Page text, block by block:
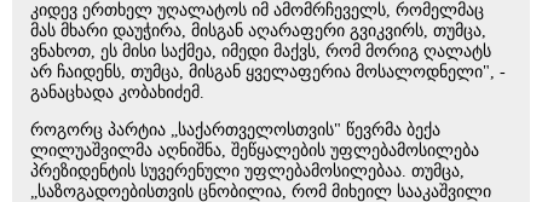
კიდევ ერთხელ უღალატოს იმ ამომრჩეველს, რომელმაც
მას მხარი დაუჭირა, მისგან აღარაფერი გვიკვირს, თუმცა,
ვნახოთ, ეს მისი საქმეა, იმედი მაქვს, რომ მორიგ ღალატს
არ ჩაიდენს, თუმცა, მისგან ყველაფერია მოსალოდნელი", -
განაცხადა კობახიძემ.
როგორც პარტია „საქართველოსთვის" წევრმა ბექა
ლილუაშვილმა აღნიშნა, შეწყალების უფლებამოსილება
პრეზიდენტის სუვერენული უფლებამოსილებაა. თუმცა,
„საზოგადოებისთვის ცნობილია, რომ მიხეილ სააკაშვილი